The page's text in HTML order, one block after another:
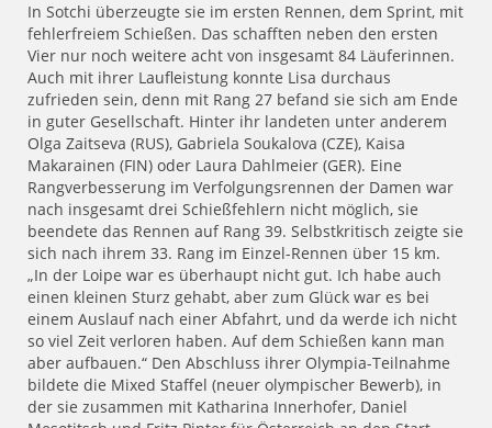
In Sotchi überzeugte sie im ersten Rennen, dem Sprint, mit
fehlerfreiem Schießen. Das schafften neben den ersten
Vier nur noch weitere acht von insgesamt 84 Läuferinnen.
Auch mit ihrer Laufleistung konnte Lisa durchaus
zufrieden sein, denn mit Rang 27 befand sie sich am Ende
in guter Gesellschaft. Hinter ihr landeten unter anderem
Olga Zaitseva (RUS), Gabriela Soukalova (CZE), Kaisa
Makarainen (FIN) oder Laura Dahlmeier (GER). Eine
Rangverbesserung im Verfolgungsrennen der Damen war
nach insgesamt drei Schießfehlern nicht möglich, sie
beendete das Rennen auf Rang 39. Selbstkritisch zeigte sie
sich nach ihrem 33. Rang im Einzel-Rennen über 15 km.
„In der Loipe war es überhaupt nicht gut. Ich habe auch
einen kleinen Sturz gehabt, aber zum Glück war es bei
einem Auslauf nach einer Abfahrt, und da werde ich nicht
so viel Zeit verloren haben. Auf dem Schießen kann man
aber aufbauen.“ Den Abschluss ihrer Olympia-Teilnahme
bildete die Mixed Staffel (neuer olympischer Bewerb), in
der sie zusammen mit Katharina Innerhofer, Daniel